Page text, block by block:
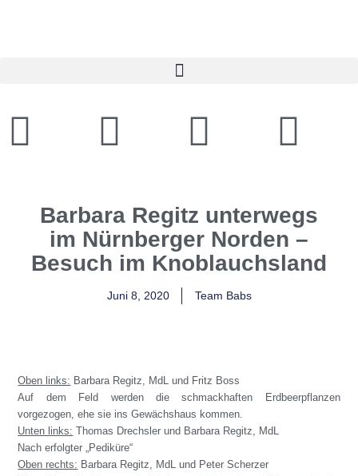
Barbara Regitz unterwegs
im Nürnberger Norden –
Besuch im Knoblauchsland
Juni 8, 2020 Team Babs
Oben links: Barbara Regitz, MdL und Fritz Boss
Auf dem Feld werden die schmackhaften Erdbeerpflanzen
vorgezogen, ehe sie ins Gewächshaus kommen.
Unten links: Thomas Drechsler und Barbara Regitz, MdL
Nach erfolgter „Pediküre“
Oben rechts: Barbara Regitz, MdL und Peter Scherzer